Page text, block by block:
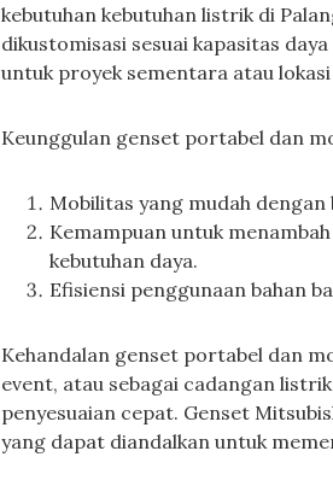
kebutuhan kebutuhan listrik di
dikustomisasi sesuai kapasitas
untuk proyek sementara atau
Keunggulan genset portabel dan
Mobilitas yang mudah
Kemampuan untuk
kebutuhan daya.
Efisiensi penggunaan bahan
Kehandalan genset portabel dan
event, atau sebagai cadangan
penyesuaian cepat. Genset
yang dapat diandalkan untuk